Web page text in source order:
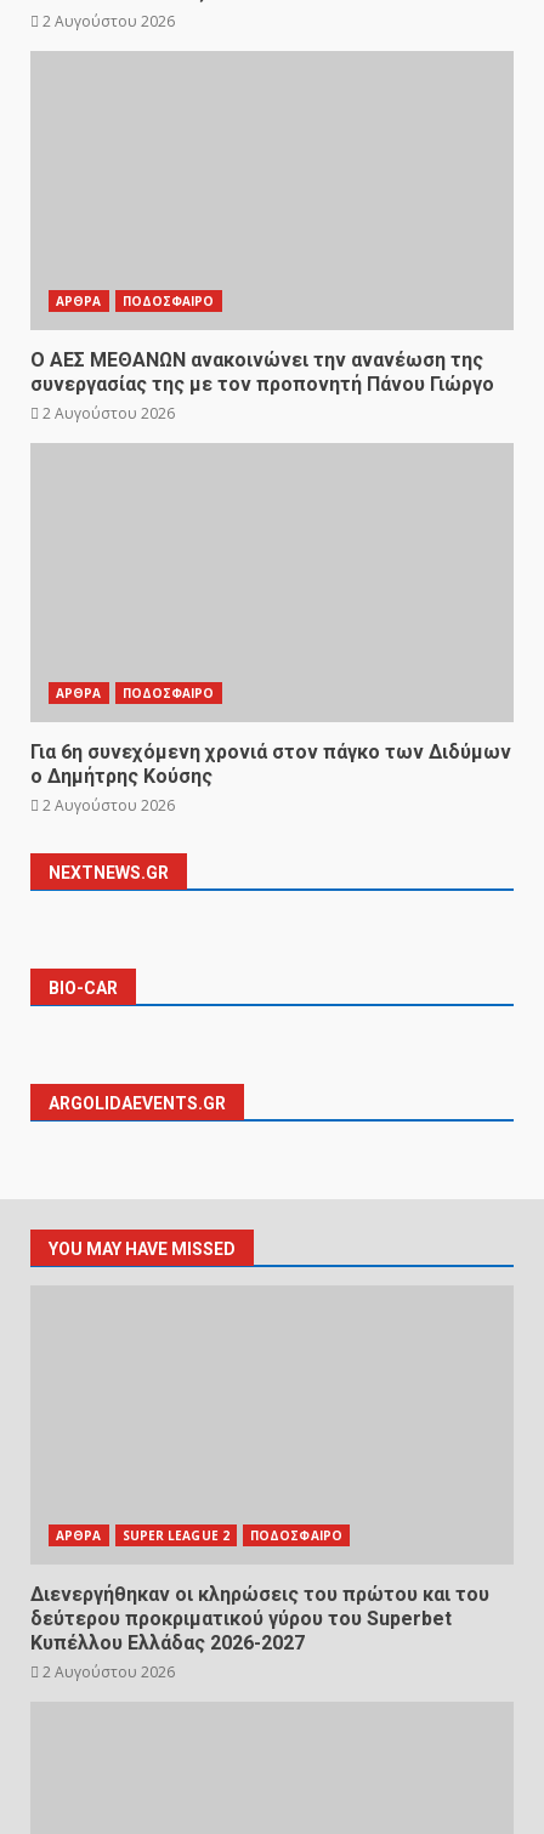
2 Αυγούστου 2026
ΑΡΘΡΑ ΠΟΔΟΣΦΑΙΡΟ
Ο ΑΕΣ ΜΕΘΑΝΩΝ ανακοινώνει την ανανέωση της
συνεργασίας της με τον προπονητή Πάνου Γιώργο
2 Αυγούστου 2026
ΑΡΘΡΑ ΠΟΔΟΣΦΑΙΡΟ
Για 6η συνεχόμενη χρονιά στον πάγκο των Διδύμων
ο Δημήτρης Κούσης
2 Αυγούστου 2026
NEXTNEWS.GR
BIO-CAR
ARGOLIDAEVENTS.GR
YOU MAY HAVE MISSED
ΑΡΘΡΑ SUPER LEAGUE 2 ΠΟΔΟΣΦΑΙΡΟ
Διενεργήθηκαν οι κληρώσεις του πρώτου και του
δεύτερου προκριματικού γύρου του Superbet
Κυπέλλου Ελλάδας 2026-2027
2 Αυγούστου 2026